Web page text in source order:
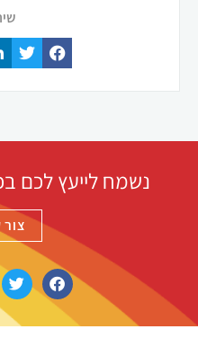
נשמח לייעץ לכם